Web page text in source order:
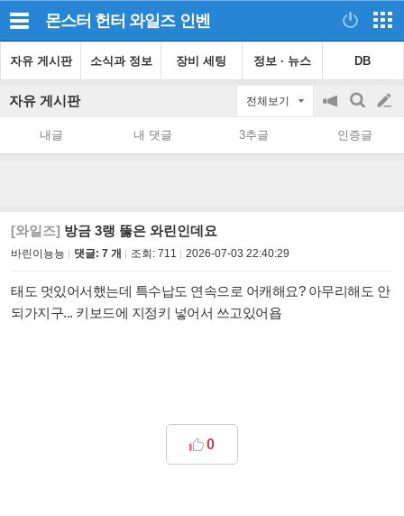
몬스터 헌터 와일즈 인벤
자유 게시판 소식과 정보 장비 세팅 정보 · 뉴스 DB
자유 게시판 전체보기
공
on/off
검
색
글
쓰
내글 내 댓글 3추글 인증글
[와일즈] 방금 3랭 뚫은 와린인데요
바린이뇽뇽 댓글: 7 개 조회: 711 2026-07-03 22:40:29
태도 멋있어서했는데 특수납도 연속으로 어캐해요? 아무리해도 안
되가지구... 키보드에 지정키 넣어서 쓰고있어욥
0